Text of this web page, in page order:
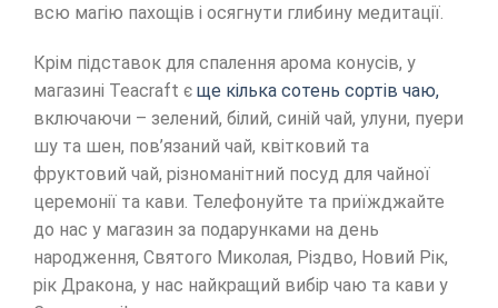
всю магію пахощів і осягнути глибину медитації.
Крім підставок для спалення арома конусів, у
магазині Teacraft є ще кілька сотень сортів чаю,
включаючи – зелений, білий, синій чай, улуни, пуери
шу та шен, пов’язаний чай, квітковий та
фруктовий чай, різноманітний посуд для чайної
церемонії та кави. Телефонуйте та приїжджайте
до нас у магазин за подарунками на день
народження, Святого Миколая, Різдво, Новий Рік,
рік Дракона, у нас найкращий вибір чаю та кави у